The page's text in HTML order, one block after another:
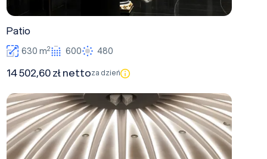
Patio
630 m2 600 480
14 502,60 zł nettoza dzień
Sala Pod Kopułą